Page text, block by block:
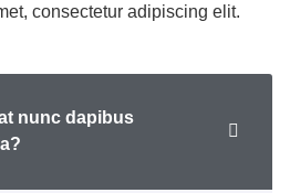
consectetur adipiscing elit.
nunc dapibus